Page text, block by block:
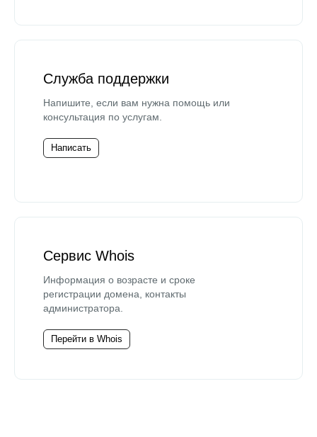
Служба поддержки
Напишите, если вам нужна помощь или
консультация по услугам.
Написать
Сервис Whois
Информация о возрасте и сроке
регистрации домена, контакты
администратора.
Перейти в Whois